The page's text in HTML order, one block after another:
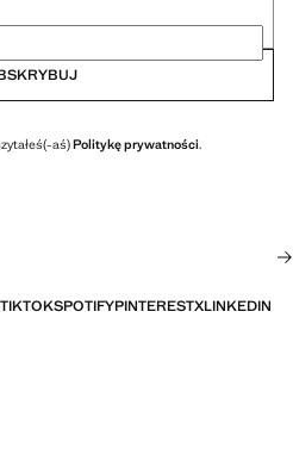
aś)Politykę prywatności.
TIKTOKSPOTIFYPINTERESTXLINKEDIN